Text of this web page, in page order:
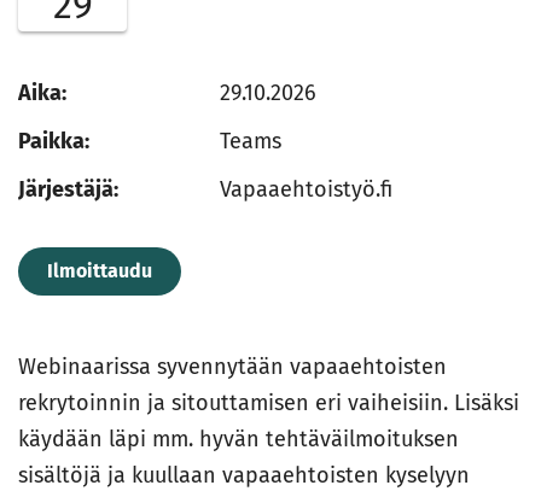
Aika:
29.10.2026
Paikka:
Teams
Järjestäjä:
Vapaaehtoistyö.fi
Ilmoittaudu
Webinaarissa syvennytään vapaaehtoisten
rekrytoinnin ja sitouttamisen eri vaiheisiin. Lisäksi
käydään läpi mm. hyvän tehtäväilmoituksen
sisältöjä ja kuullaan vapaaehtoisten kyselyyn